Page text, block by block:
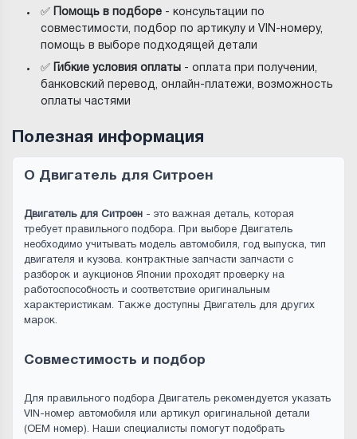
✅ Помощь в подборе - консультации по
совместимости, подбор по артикулу и VIN-номеру,
помощь в выборе подходящей детали
✅ Гибкие условия оплаты - оплата при получении,
банковский перевод, онлайн-платежи, возможность
оплаты частями
Полезная информация
О Двигатель для Ситроен
Двигатель для Ситроен - это важная деталь, которая
требует правильного подбора. При выборе Двигатель
необходимо учитывать модель автомобиля, год выпуска, тип
двигателя и кузова. контрактные запчасти запчасти с
разборок и аукционов Японии проходят проверку на
работоспособность и соответствие оригинальным
характеристикам. Также доступны Двигатель для других
марок.
Совместимость и подбор
Для правильного подбора Двигатель рекомендуется указать
VIN-номер автомобиля или артикул оригинальной детали
(OEM номер). Наши специалисты помогут подобрать